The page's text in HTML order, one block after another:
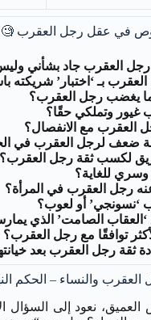
في عقل رجل العقرب 🧐
العقرب جاد بشأني
بـ ‘اختبار’ شريكته
يغضب رجل العقرب؟
غيور وتملكي حقًا؟
العقرب مع الانفصال؟
ضعف لرجل العقرب في
لكسب ثقة رجل العقرب؟
للغاية؟
رجل العقرب في المرأة؟
‘نسونجي’ أو لعوب؟
الصامت’ الذي
توافقًا مع رجل العقرب؟
ثقة رجل العقرب بعد
والنساء – الحكم
العميق، نعود إلى